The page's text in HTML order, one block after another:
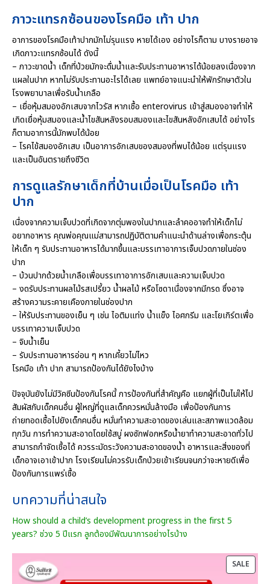
ภาวะแทรกซ้อนของโรคมือ เท้า ปาก
อาการของโรคมือเท้าปากมักไม่รุนแรง หายได้เอง อย่างไรก็ตาม บางรายอาจ
เกิดภาวะแทรกซ้อนได้ ดังนี้
– ภาวะขาดน้ำ เด็กที่ป่วยมักจะดื่มน้ำและรับประทานอาหารได้น้อยลงเนื่องจาก
แผลในปาก หากไม่รับประทานอะไรได้เลย แพทย์อาจแนะนําให้พักรักษาตัวใน
โรงพยาบาลเพื่อรับน้ำเกลือ
– เยื่อหุ้มสมองอักเสบจากไวรัส หากเชื้อ enterovirus เข้าสู่สมองอาจทําให้
เกิดเยื่อหุ้มสมองและน้ำไขสันหลังรอบสมองและไขสันหลังอักเสบได้ อย่างไร
ก็ตามอาการนี้มักพบได้น้อย
– โรคไข้สมองอักเสบ เป็นอาการอักเสบของสมองที่พบได้น้อย แต่รุนแรง
และเป็นอันตรายถึงชีวิต
การดูแลรักษาเด็กที่บ้านเมื่อเป็นโรคมือ เท้า
ปาก
เนื่องจากความเจ็บปวดที่เกิดจากตุ่มพองในปากและลําคออาจทำให้เด็กไม่
อยากอาหาร คุณพ่อคุณแม่สามารถปฏิบัติตามคําแนะนําด้านล่างเพื่อกระตุ้น
ให้เด็ก ๆ รับประทานอาหารได้มากขึ้นและบรรเทาอาการเจ็บปวดภายในช่อง
ปาก
– บ้วนปากด้วยน้ำเกลือเพื่อบรรเทาอาการอักเสบและความเจ็บปวด
– งดรับประทานผลไม้รสเปรี้ยว น้ำผลไม้ หรือโซดาเนื่องจากมีกรด ซึ่งอาจ
สร้างความระคายเคืองภายในช่องปาก
– ให้รับประทานของเย็น ๆ เช่น ไอติมแท่ง น้ำแข็ง ไอศกรีม และโยเกิร์ตเพื่อ
บรรเทาความเจ็บปวด
– จิบน้ำเย็น
– รับประทานอาหารอ่อน ๆ หากเคี้ยวไม่ไหว
โรคมือ เท้า ปาก สามารถป้องกันได้ยังไงบ้าง
ปัจจุบันยังไม่มีวัคซีนป้องกันโรคนี้ การป้องกันที่สำคัญคือ แยกผู้ที่เป็นไม่ให้ไป
สัมผัสกับเด็กคนอื่น ผู้ใหญ่ที่ดูแลเด็กควรหมั่นล้างมือ เพื่อป้องกันการ
ถ่ายทอดเชื้อไปยังเด็กคนอื่น หมั่นทำความสะอาดของเล่นและสภาพแวดล้อม
ทุกวัน การทำความสะอาดโดยใช้สบู่ ผงซักฟอกหรือน้ำยาทำความสะอาดทั่วไป
สามารถกำจัดเชื้อได้ ควรระมัดระวังความสะอาดของน้ำ อาหารและสิ่งของที่
เด็กอาจเอาเข้าปาก โรงเรียนไม่ควรรับเด็กป่วยเข้าเรียนจนกว่าจะหายดีเพื่อ
ป้องกันการแพร่เชื้อ
บทความที่น่าสนใจ
How should a child’s development progress in the first 5
years? ช่วง 5 ปีแรก ลูกต้องมีพัฒนาการอย่างไรบ้าง
SALEP
R